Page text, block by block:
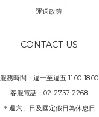
運送政策
CONTACT US
服務時間：週一至週五 11:00-18:00
客服電話：02-2737-2268
＊週六、日及國定假日為休息日